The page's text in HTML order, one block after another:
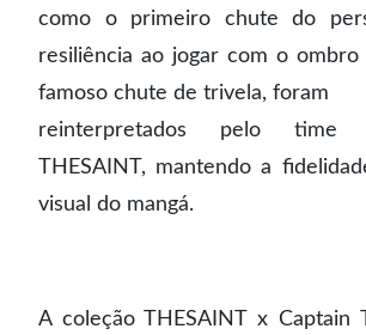
como o primeiro chute do
resiliência ao jogar com o ombro
famoso chute de trivela, foram
reinterpretados pelo time
THESAINT, mantendo a
visual do mangá.
A coleção THESAINT x Captain